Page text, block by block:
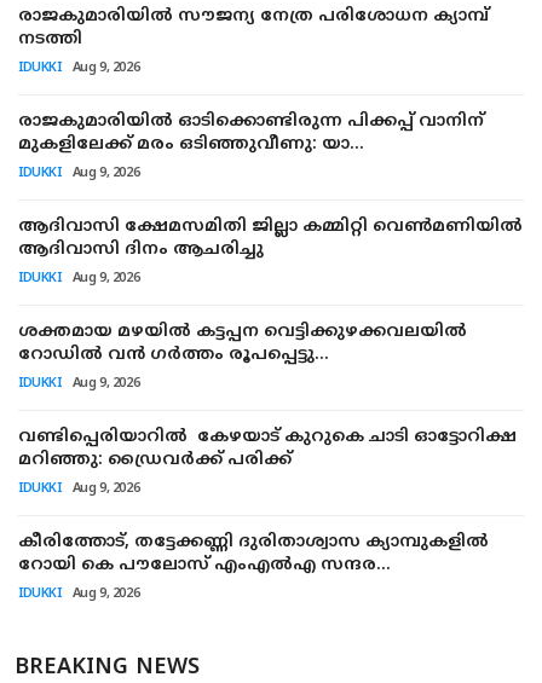
രാജകുമാരിയില്‍ സൗജന്യ നേത്ര പരിശോധന ക്യാമ്പ്
നടത്തി
IDUKKI Aug 9, 2026
രാജകുമാരിയില്‍ ഓടിക്കൊണ്ടിരുന്ന പിക്കപ്പ് വാനിന്
മുകളിലേക്ക് മരം ഒടിഞ്ഞുവീണു: യാ...
IDUKKI Aug 9, 2026
ആദിവാസി ക്ഷേമസമിതി ജില്ലാ കമ്മിറ്റി വെണ്‍മണിയില്‍
ആദിവാസി ദിനം ആചരിച്ചു
IDUKKI Aug 9, 2026
ശക്തമായ മഴയില്‍ കട്ടപ്പന വെട്ടിക്കുഴക്കവലയില്‍
റോഡില്‍ വന്‍ ഗര്‍ത്തം രൂപപ്പെട്ടു...
IDUKKI Aug 9, 2026
വണ്ടിപ്പെരിയാറില്‍ കേഴയാട് കുറുകെ ചാടി ഓട്ടോറിക്ഷ
മറിഞ്ഞു: ഡ്രൈവര്‍ക്ക് പരിക്ക്
IDUKKI Aug 9, 2026
കീരിത്തോട്, തട്ടേക്കണ്ണി ദുരിതാശ്വാസ ക്യാമ്പുകളില്‍
റോയി കെ പൗലോസ് എംഎല്‍എ സന്ദര...
IDUKKI Aug 9, 2026
BREAKING NEWS